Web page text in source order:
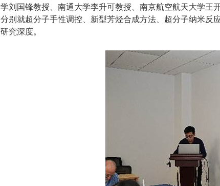
学刘国锋教授、南通大学李升可教授、南京航空航天大学王
分别就超分子手性调控、新型芳烃合成方法、超分子纳米反
研究深度。